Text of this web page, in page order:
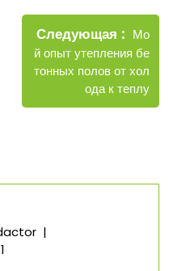
Следующая
Новые
записи
Мо
й опыт утепления бе
тонных полов от хол
ода к теплу
Моя
|